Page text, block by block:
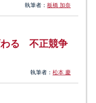
執筆者： 板橋 加奈
わる 不正競争
執筆者： 松本 慶